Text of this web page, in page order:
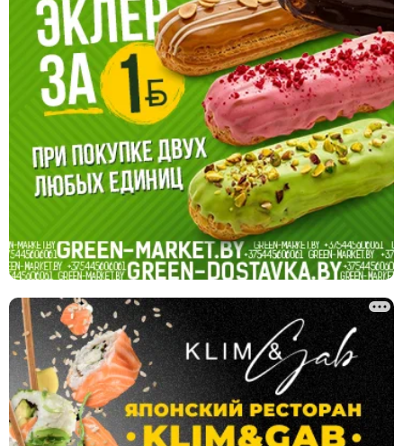
Ремонт часов
Ручная работа
Фото / видео
Химчистки и прачечные
Ювелирные мастерские
Юридические услуги
Ландшафтный дизайн, благоустройство
Сантехнические услуги
Клининг, уборка